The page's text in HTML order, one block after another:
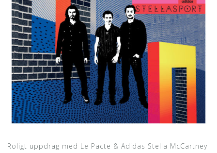
Roligt uppdrag med Le Pacte & Adidas Stella McCartney